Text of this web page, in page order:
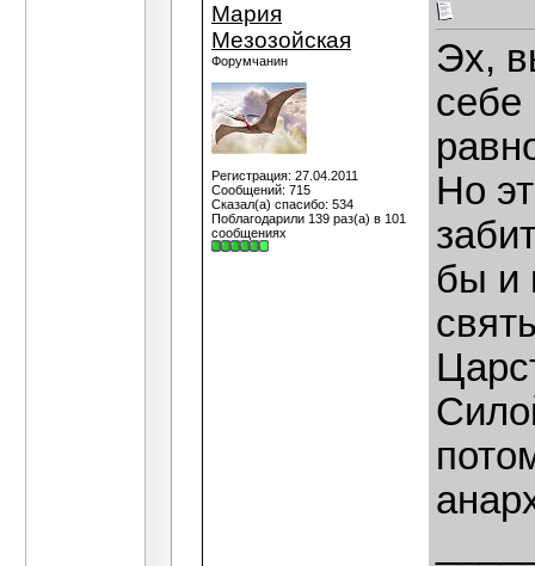
Мария
Мезозойская
Форумчанин
Регистрация: 27.04.2011
Сообщений: 715
Сказал(а) спасибо: 534
Поблагодарили 139 раз(а) в 101
сообщениях
Эх,
себе
Но
бы и